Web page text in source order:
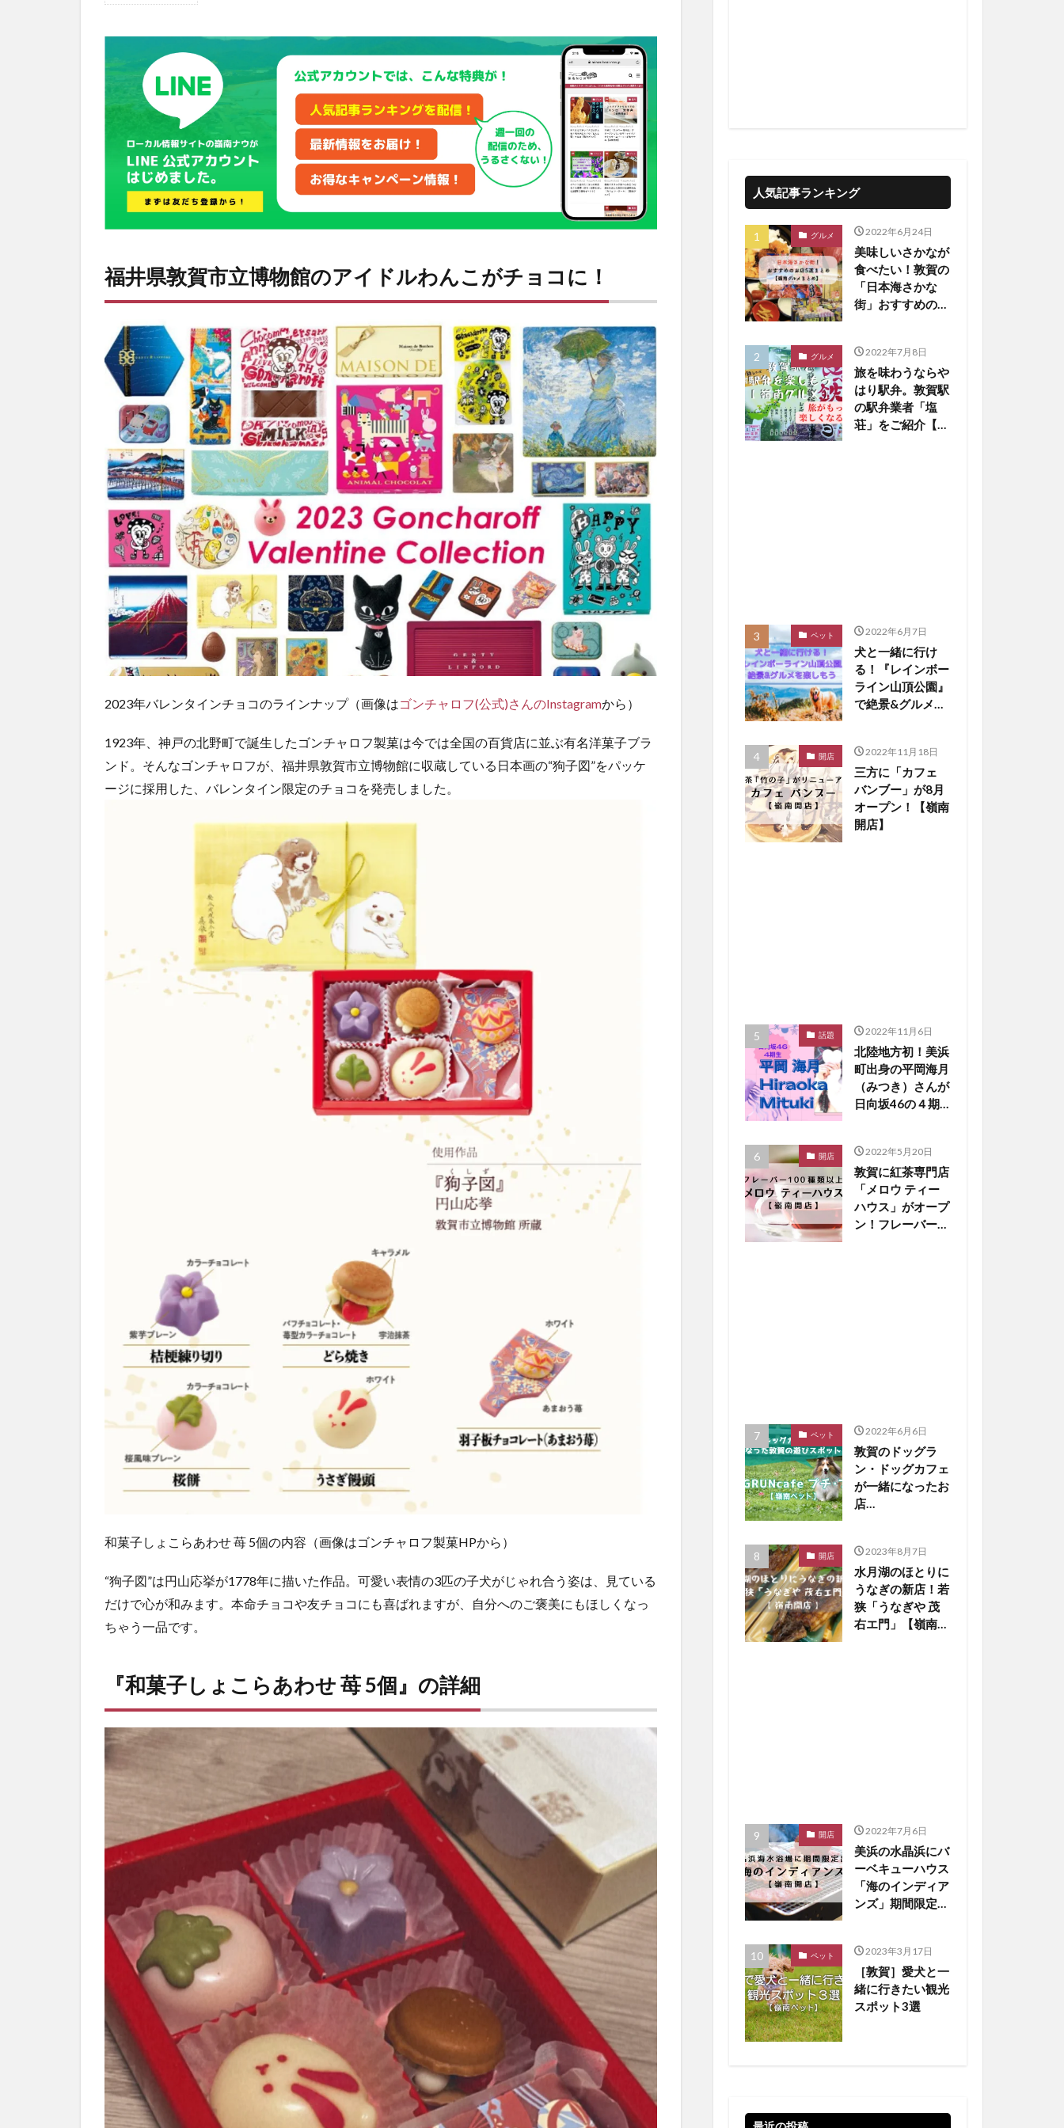
県敦
のア
んこ
がチ
ョコ
2
菓子
しょ
せ
苺 5
個』
の詳
細
福井県敦賀市立博物館のアイドルわんこがチョコに！
2023年バレンタインチョコのラインナップ（画像はゴンチャロフ(公式)さんのInstagramから）
1923年、神戸の北野町で誕生したゴンチャロフ製菓は今では全国の百貨店に並ぶ有名洋菓子ブラ
ンド。そんなゴンチャロフが、福井県敦賀市立博物館に収蔵している日本画の“狗子図”をパッケ
ージに採用した、バレンタイン限定のチョコを発売しました。
和菓子しょこらあわせ 苺 5個の内容（画像はゴンチャロフ製菓HPから）
“狗子図”は円山応挙が1778年に描いた作品。可愛い表情の3匹の子犬がじゃれ合う姿は、見ている
だけで心が和みます。本命チョコや友チョコにも喜ばれますが、自分へのご褒美にもほしくなっ
ちゃう一品です。
『和菓子しょこらあわせ 苺 5個』の詳細
人気記事ランキング
グルメ 2022年6月24日
美味しいさかなが
食べたい！敦賀の
「日本海さかな
街」おすすめのお
グルメ 2022年7月8日
旅を味わうならや
はり駅弁。敦賀駅
の駅弁業者「塩
荘」をご紹介【嶺
ペット 2022年6月7日
犬と一緒に行け
る！『レインボー
ライン山頂公園』
で絶景&グルメを
開店 2022年11月18日
三方に「カフェ
バンブー」が8月
オープン！【嶺南
開店】
話題 2022年11月6日
北陸地方初！美浜
町出身の平岡海月
（みつき）さんが
日向坂46の４期
開店 2022年5月20日
敦賀に紅茶専門店
「メロウ ティー
ハウス」がオープ
ン！フレーバー
ペット 2022年6月6日
敦賀のドッグラ
ン・ドッグカフェ
が一緒になったお
店
紹介【嶺南ペッ
ト】
開店 2023年8月7日
水月湖のほとりに
うなぎの新店！若
狭「うなぎや 茂
右エ門」【嶺南開
開店 2022年7月6日
美浜の水晶浜にバ
ーベキューハウス
「海のインディア
ンズ」期間限定オ
ペット 2023年3月17日
［敦賀］愛犬と一
緒に行きたい観光
スポット3選